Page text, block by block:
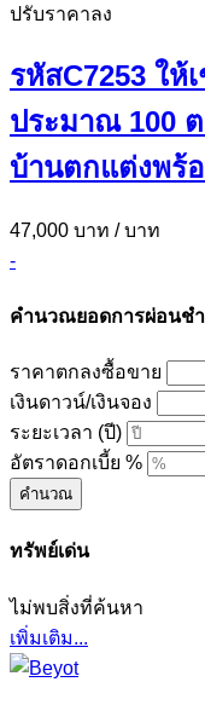
ปรับราคาลง
รหัสC7253 ให้
ประมาณ 100
บ้านตกแต่งพร้
47,000 บาท / บาท
-
คำนวณยอดการผ่อนช
ราคาตกลงซื้อขาย
เงินดาวน์/เงินจอง
ระยะเวลา (ปี)
อัตราดอกเบี้ย %
คำนวณ
ทรัพย์เด่น
ไม่พบสิ่งที่ค้นหา
เพิ่มเติม...